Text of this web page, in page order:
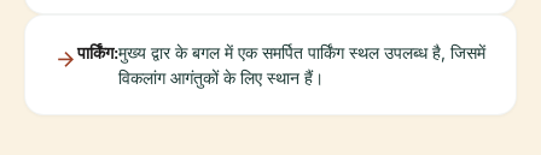
पार्किंग:मुख्य द्वार के बगल में एक समर्पित पार्किंग स्थल उपलब्ध है, जिसमें
विकलांग आगंतुकों के लिए स्थान हैं।